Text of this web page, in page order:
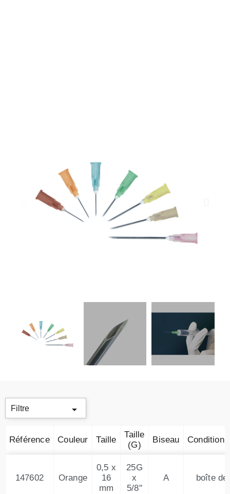
Filtre 
Référence Couleur Taille
Taille
(G)
Biseau
147602 Orange
0,5 x
16
mm
25G
x
5/8''
A boîte de